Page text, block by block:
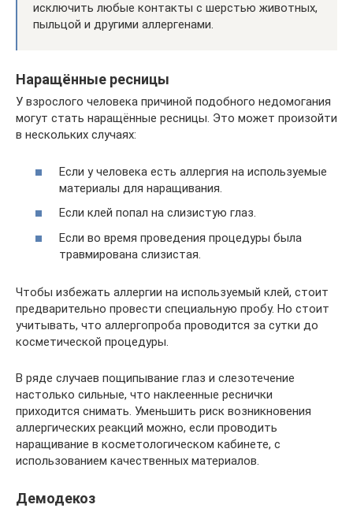
исключить любые контакты с шерстью животных,
пыльцой и другими аллергенами.
Наращённые ресницы
У взрослого человека причиной подобного недомогания
могут стать наращённые ресницы. Это может произойти
в нескольких случаях:
Если у человека есть аллергия на используемые
материалы для наращивания.
Если клей попал на слизистую глаз.
Если во время проведения процедуры была
травмирована слизистая.
Чтобы избежать аллергии на используемый клей, стоит
предварительно провести специальную пробу. Но стоит
учитывать, что аллергопроба проводится за сутки до
косметической процедуры.
В ряде случаев пощипывание глаз и слезотечение
настолько сильные, что наклеенные реснички
приходится снимать. Уменьшить риск возникновения
аллергических реакций можно, если проводить
наращивание в косметологическом кабинете, с
использованием качественных материалов.
Демодекоз